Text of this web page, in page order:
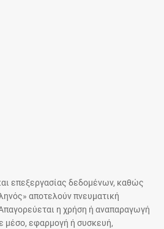
επεξεργασίας δεδομένων, καθώς
αποτελούν πνευματική
η χρήση ή αναπαραγωγή
μέσο, εφαρμογή ή συσκευή,